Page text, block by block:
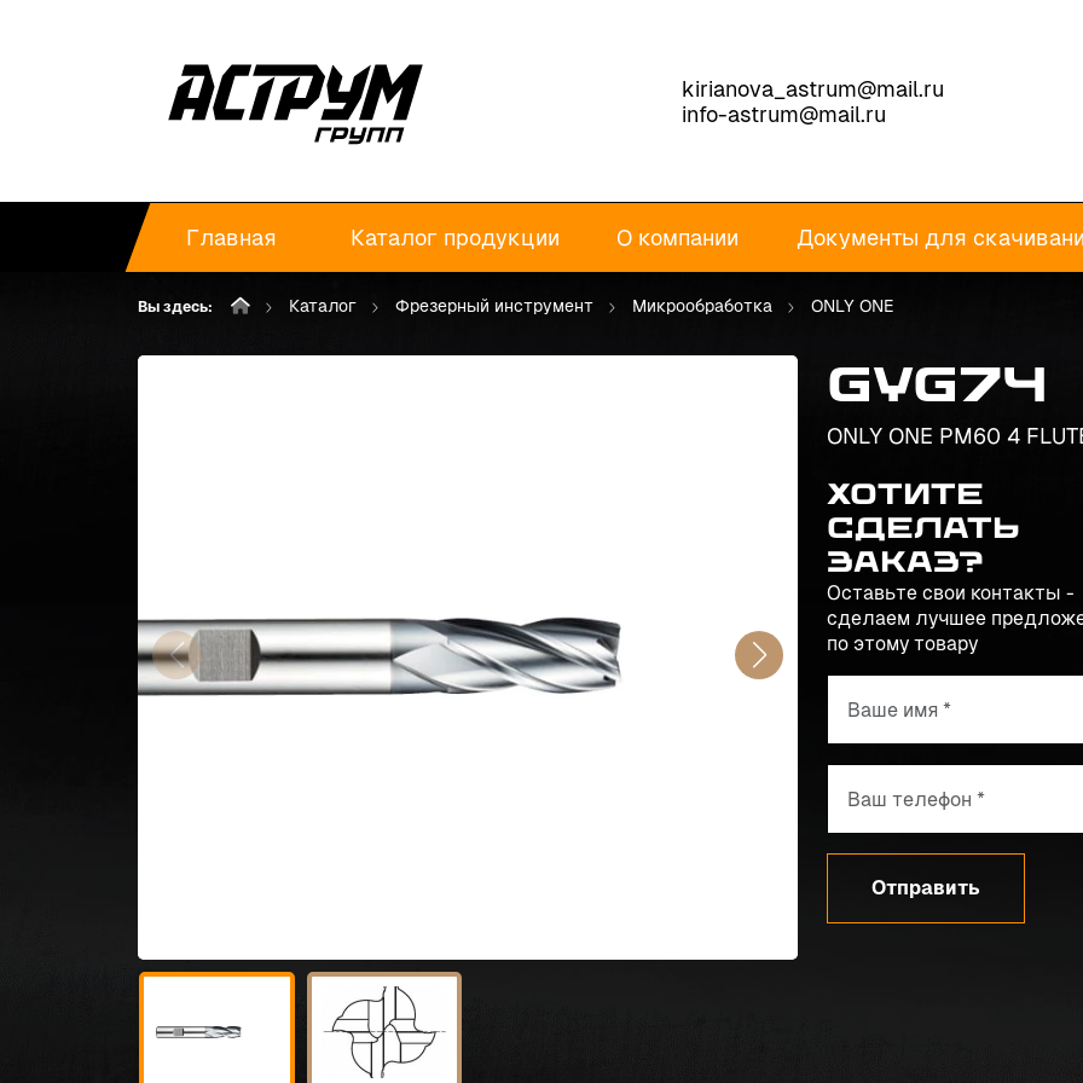
kirianova_astrum@mail.ru
info-astrum@mail.ru
Главная Каталог продукции О компании Документы для
Вы здесь: Каталог Фрезерный инструмент Микрообработка ONLY ONE
GYG74
ONLY ONE PM60 4
Хотите
сделать
заказ?
Оставьте свои контакты -
сделаем лучшее
по этому товару
Отправить